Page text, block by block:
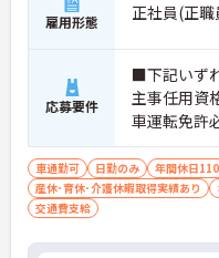
雇用形態 正社員(正職
応募要件
■下記いず
主事任用資
車運転免許
車通勤可 日勤のみ 年間休日
産休･育休･介護休暇取得実績あり
交通費支給